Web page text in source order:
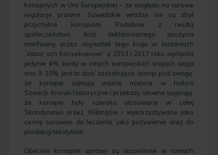
konopnych w Unii Europejskiej – ze względu na surowe
regulacje prawne. Szwedzkie władze nie są zbyt
przychylne konopiom. Podobnie z resztą
społeczeństwo. Ilość deklarowanego spożycia
marihuany przez obywateli tego kraju w badaniach
„Vanor och Konsekvenser” z 2013 i 2017 roku wyniosła
jedynie 4%, kiedy w innych europejskich krajach sięga
ono 9-10%. Jest to dość zaskakujące, biorąc pod uwagę,
że konopie zajmują ważne miejsce w historii
Szwecji. Kroniki historyczne i przekazy słowne sugerują,
że konopie były szeroko stosowane w całej
Skandynawii przez Wikingów i wykorzystywane jako
cenny surowiec do leczenia, jako pożywienie oraz do
produkcji tekstyliów.
Obecnie konopne uprawy są dozwolone w ramach